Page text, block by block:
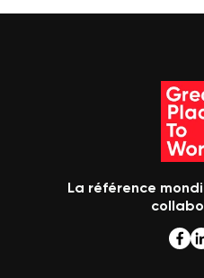
La référence